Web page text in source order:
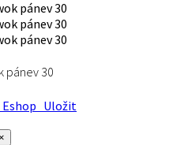
pánev 30
Uložit